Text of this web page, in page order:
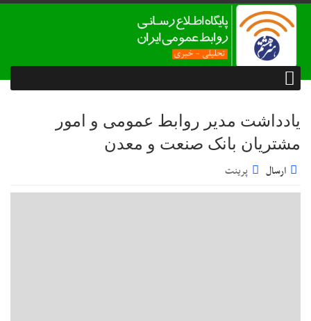
یادداشت مدیر روابط عمومی و امور
مشتریان بانک صنعت و معدن
ارسال پرینت